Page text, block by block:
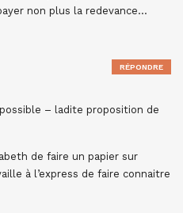
non plus la redevance…
– ladite proposition de
de faire un papier sur
à l’express de faire connaitre
RÉPONDRE